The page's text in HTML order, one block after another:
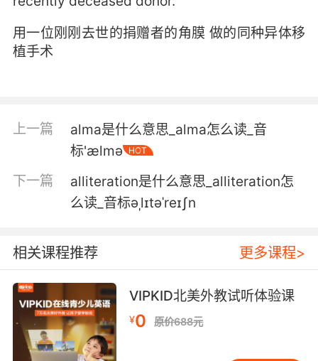
用一位刚刚去世的捐赠者的角膜 做的同种异体移
植手术
上一篇
alma是什么意思_alma怎么读_音
标'ælmә
HOT
下一篇
alliteration是什么意思_alliteration怎
么读_音标əˌlɪtəˈreɪʃn
相关课程推荐 更多课程>
VIPKID北美外教试听体验课
¥0 原价688元